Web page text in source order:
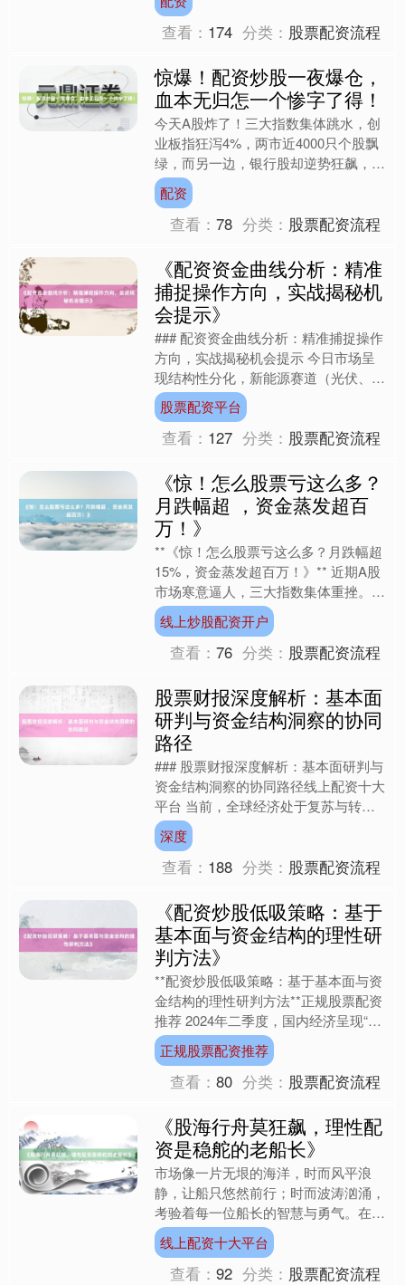
周期板块受政策预期....
查看： 174 分类： 股票配资流程
惊爆！配资炒股一夜爆仓，
血本无归怎一个惨字了得！
今天A股炸了！三大指数集体跳水，创
业板指狂泻4%，两市近4000只个股飘
绿，而另一边，银行股却逆势狂飙，工
行、建行齐创年内新高。这场冰火两重
天的极端行情，让无数....
配资
查看：78 分类： 股票配资流程
《配资资金曲线分析：精准
捕捉操作方向，实战揭秘机
会提示》
### 配资资金曲线分析：精准捕捉操作
方向，实战揭秘机会提示 今日市场呈
现结构性分化，新能源赛道（光伏、储
能）与AI算力板块共振走强，而消费、
医药等防御性板块持....
股票配资平台
查看： 127 分类： 股票配资流程
《惊！怎么股票亏这么多？
月跌幅超 ，资金蒸发超百
万！》
**《惊！怎么股票亏这么多？月跌幅超
15%，资金蒸发超百万！》** 近期A股
市场寒意逼人，三大指数集体重挫。截
至本月最后一个交易日，上证指数月跌
幅达15.2%，....
线上炒股配资开户
查看：76 分类： 股票配资流程
股票财报深度解析：基本面
研判与资金结构洞察的协同
路径
### 股票财报深度解析：基本面研判与
资金结构洞察的协同路径线上配资十大
平台 当前，全球经济处于复苏与转型
交织的复杂阶段，国内制造业升级与消
费复苏双轮驱动的逻辑....
深度
查看： 188 分类： 股票配资流程
《配资炒股低吸策略：基于
基本面与资金结构的理性研
判方法》
**配资炒股低吸策略：基于基本面与资
金结构的理性研判方法**正规股票配资
推荐 2024年二季度，国内经济呈现“弱
复苏+政策托底”的复合特征：PMI连续
三个月处于....
正规股票配资推荐
查看：80 分类： 股票配资流程
《股海行舟莫狂飙，理性配
资是稳舵的老船长》
市场像一片无垠的海洋，时而风平浪
静，让船只悠然前行；时而波涛汹涌，
考验着每一位船长的智慧与勇气。在这
片浩瀚的股海中，每一艘船都承载着投
资者的梦想与希望，而如何驾....
线上配资十大平台
查看：92 分类： 股票配资流程